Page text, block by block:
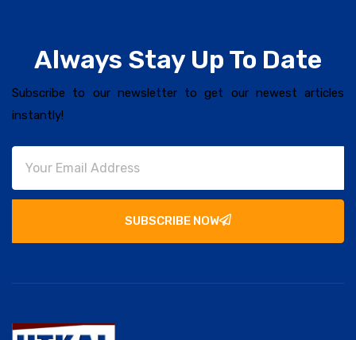
Always Stay Up To Date
Subscribe to our newsletter to get our newest articles
instantly!
SUBSCRIBE NOW